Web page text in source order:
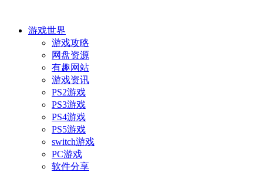
游戏世界
游戏攻略
网盘资源
有趣网站
游戏资讯
PS2游戏
PS3游戏
PS4游戏
PS5游戏
switch游戏
PC游戏
软件分享